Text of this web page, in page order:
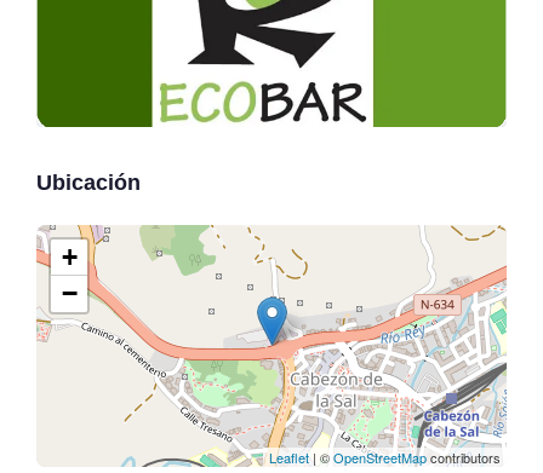
Ubicación
+
−
Leaflet | ©OpenStreetMapcontributors